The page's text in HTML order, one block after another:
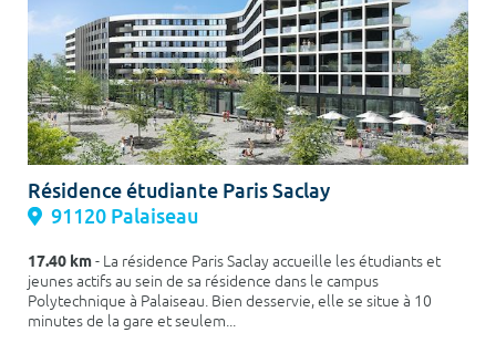
Résidence étudiante Paris Saclay
91120 Palaiseau
17.40 km- La résidence Paris Saclay accueille les étudiants et
jeunes actifs au sein de sa résidence dans le campus
Polytechnique à Palaiseau. Bien desservie, elle se situe à 10
minutes de la gare et seulem...